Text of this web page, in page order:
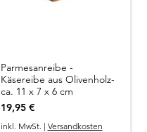
Schnellansicht
Parmesanreibe -
Käsereibe aus Olivenholz-
ca. 11 x 7 x 6 cm
Preis
19,95 €
inkl. MwSt. | Versandkosten